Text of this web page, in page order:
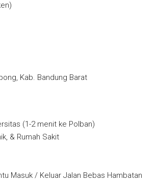
Kab. Bandung Barat
(1-2 menit ke Polban)
& Rumah Sakit
Masuk / Keluar Jalan Bebas Hambatan